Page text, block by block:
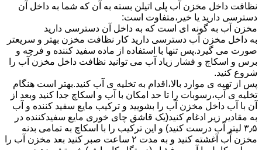
نظافت داخل مخزن آب پلی اتیلن بسته به آن که شما به داخل آن
دسترسی دارید یا خیر،متفاوت است:
مخزن آب به گونه ای است که به داخل آن دسترسی دارید
به داخل مخزن آب دسترسی دارید کار نظافت مخزن بهتر و سریعتر
صورت می گیرد.پس تنها با استفاده از ماده سفید کننده و فرچه و
برس و اسکاچ و فشار زیاد آب می توانید نظافت داخل مخزن آب را
شروع کنید.
پس از تهیه ی موارد بالا،اقدام به تخلیه ی آب کنید.بهتر است هنگام
تخلیه ی آب،رسوبات را تا حد امکان با آب و اسکاچ جدا کنید وبعد از
آن با آب داخل مخزن آب را بشویید و ترکیب مایع سفید کننده و آب
به مقادیر زیر ادغام کنید(یک قاشق چای خوری مایع سفیدکننده در
۳٫۵ لیتر آب درست کنید) و این ترکیب را با اسکاچ به تمامی بدنه
مخزن آّب آغشته کنید و به مدت ۲ ساعت صبر کنید بعد مخزن آب را